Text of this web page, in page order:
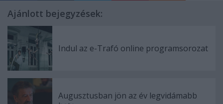
Ajánlott bejegyzések:
Indul az e-Trafó online programsorozat
Augusztusban jön az év legvidámabb